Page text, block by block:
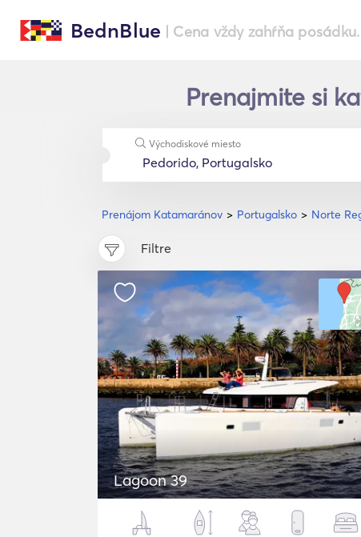
BednBlue | Cena vždy zahŕňa posádku.
Prenajmite si
Prenájom Katamaránov Portugalsko Norte
Východiskové miesto
Filtre
Lagoon 39